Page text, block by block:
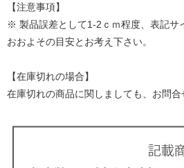
【注意事項】
※ 製品誤差として1-2ｃｍ程度、表記サ
おおよその目安とお考え下さい。
【在庫切れの場合】
在庫切れの商品に関しましても、お問